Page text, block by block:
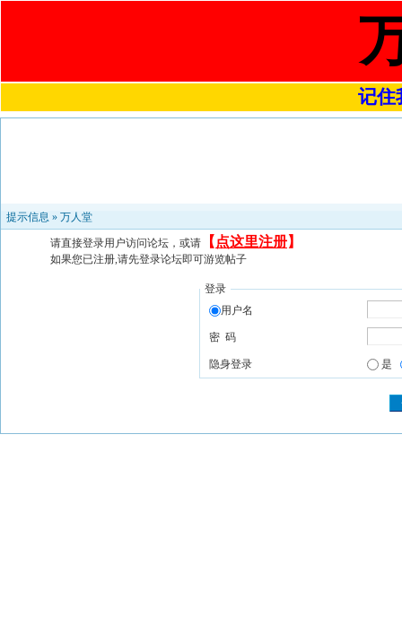
记住
提示信息 » 万人堂
请直接登录用户访问论坛，或请 【 点这里注册】
如果您已注册,请先登录论坛即可游览帖子
登录
用户名
密 码
隐身登录 是